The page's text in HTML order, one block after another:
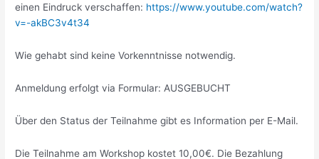
einen Eindruck verschaffen: https://www.youtube.com/watch?
v=-akBC3v4t34
Wie gehabt sind keine Vorkenntnisse notwendig.
Anmeldung erfolgt via Formular: AUSGEBUCHT
Über den Status der Teilnahme gibt es Information per E-Mail.
Die Teilnahme am Workshop kostet 10,00€. Die Bezahlung